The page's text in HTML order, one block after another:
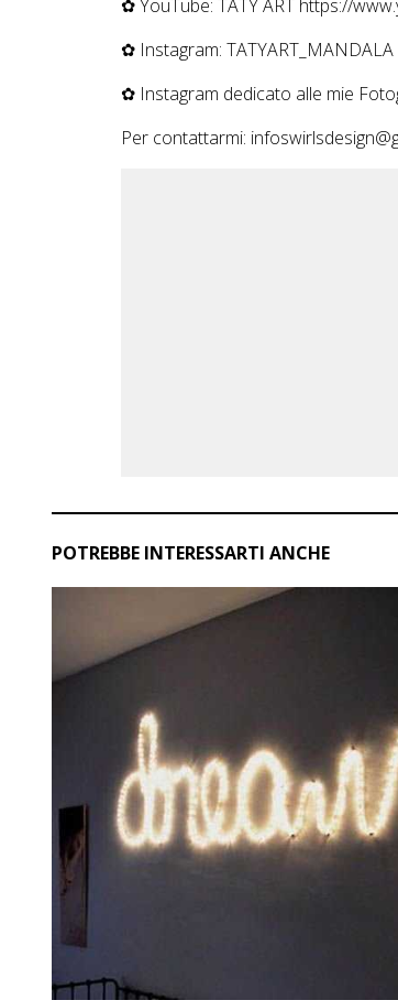
✿ YouTube: TATY ART https://
✿ Instagram:
✿ Instagram dedicato alle mie
Per contattarmi:
POTREBBE INTERESSARTI ANCHE